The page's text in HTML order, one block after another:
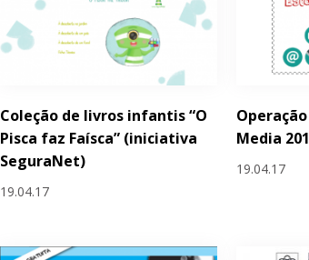
Coleção de livros infantis “O
Pisca faz Faísca” (iniciativa
SeguraNet)
19.04.17
Media
19.04.17